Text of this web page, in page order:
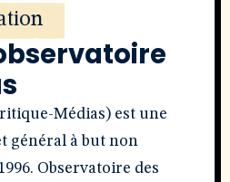
Médias) est une
général à but non
Observatoire des